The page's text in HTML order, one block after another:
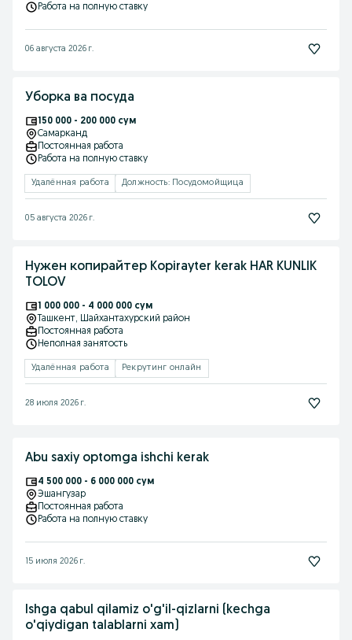
Работа на полную ставку
06 августа 2026 г.
Уборка ва посуда
150 000 - 200 000 сум
Самарканд
Постоянная работа
Работа на полную ставку
Удалённая работа Должность: Посудомойщица
05 августа 2026 г.
Нужен копирайтер Kopirayter kerak HAR KUNLIK
TOLOV
1 000 000 - 4 000 000 сум
Ташкент, Шайхантахурский район
Постоянная работа
Неполная занятость
Удалённая работа Рекрутинг онлайн
28 июля 2026 г.
Abu saxiy optomga ishchi kerak
4 500 000 - 6 000 000 сум
Эшангузар
Постоянная работа
Работа на полную ставку
15 июля 2026 г.
Ishga qabul qilamiz o'g'il-qizlarni (kechga
o'qiydigan talablarni xam)